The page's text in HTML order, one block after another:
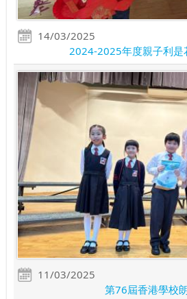
14/03/2025
2024-2025年度親子利是
11/03/2025
第76屆香港學校